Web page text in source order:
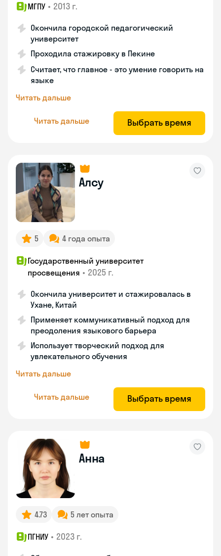
МГПУ • 2013 г.
Окончила городской педагогический
университет
Проходила стажировку в Пекине
Считает, что главное - это умение говорить на
языке
Читать дальше
Читать дальше Выбрать время
Алсу
5 4 года опыта
Государственный университет
просвещения • 2025 г.
Окончила университет и стажировалась в
Ухане, Китай
Применяет коммуникативный подход для
преодоления языкового барьера
Использует творческий подход для
увлекательного обучения
Читать дальше
Читать дальше Выбрать время
Анна
4.73 5 лет опыта
ПГНИУ • 2023 г.